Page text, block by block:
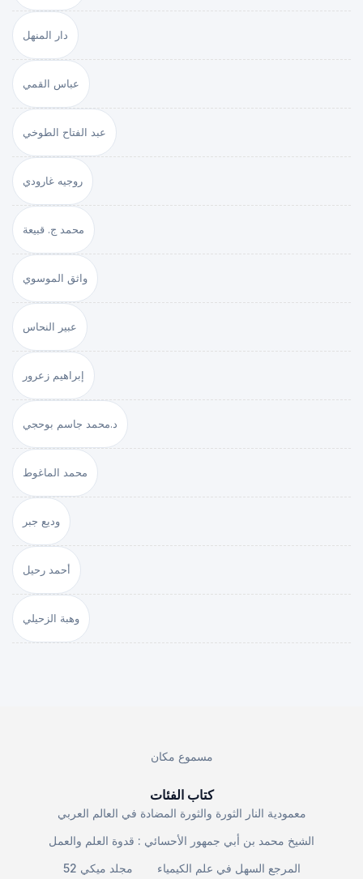
دار المنهل
عباس القمي
عبد الفتاح الطوخي
روجيه غارودي
محمد ج. قبيعة
واثق الموسوي
عبير النحاس
إبراهيم زعرور
د.محمد جاسم بوحجي
محمد الماغوط
وديع جبر
أحمد رحيل
وهبة الزحيلي
مسموع مكان
كتاب الفئات
معمودية النار الثورة والثورة المضادة في العالم العربي
الشيخ محمد بن أبي جمهور الأحسائي : قدوة العلم والعمل
مجلد ميكي 52
المرجع السهل في علم الكيمياء